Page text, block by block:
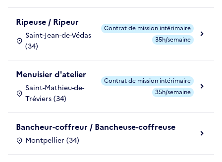
Ripeuse / Ripeur
Saint-Jean-de-Védas
(34)
Contrat de mission intérimaire
35h/semaine
Menuisier d'atelier
Saint-Mathieu-de-
Tréviers (34)
Contrat de mission intérimaire
35h/semaine
Bancheur-coffreur / Bancheuse-coffreuse
Montpellier (34)